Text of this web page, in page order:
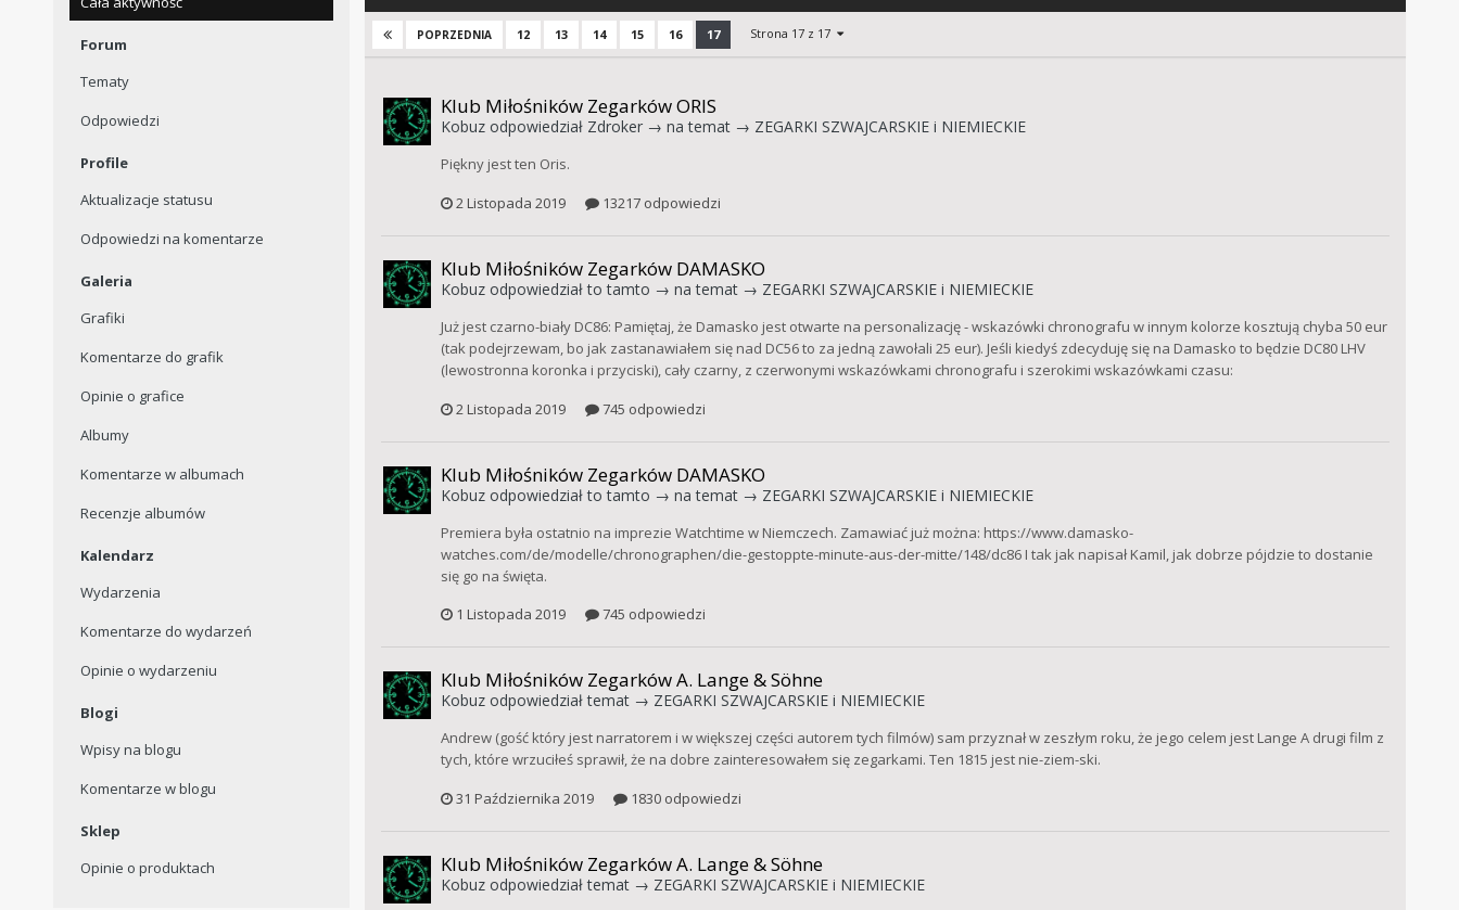
Forum
Tematy
Odpowiedzi
Profile
Aktualizacje statusu
Odpowiedzi na komentarze
Galeria
Grafiki
Komentarze do grafik
Opinie o grafice
Albumy
Komentarze w albumach
Recenzje albumów
Kalendarz
Wydarzenia
Komentarze do wydarzeń
Opinie o wydarzeniu
Blogi
Wpisy na blogu
Komentarze w blogu
Sklep
Opinie o produktach
POPRZEDNIA 12 13 14 15 16 17 Strona 17 z 17
Klub Miłośników Zegarków ORIS
Kobuzodpowiedział Zdroker→ na temat → ZEGARKI SZWAJCARSKIE i NIEMIECKIE
Piękny jest ten Oris.
2 Listopada 2019
13217 odpowiedzi
Klub Miłośników Zegarków DAMASKO
Kobuzodpowiedziałto tamto → na temat → ZEGARKI SZWAJCARSKIE i NIEMIECKIE
Już jest czarno-biały DC86: Pamiętaj, że Damasko jest otwarte na personalizację - wskazówki chronografu w innym kolorze kosztują chyba 50 eur
(tak podejrzewam, bo jak zastanawiałem się nad DC56 to za jedną zawołali 25 eur). Jeśli kiedyś zdecyduję się na Damasko to będzie DC80 LHV
(lewostronna koronka i przyciski), cały czarny, z czerwonymi wskazówkami chronografu i szerokimi wskazówkami czasu:
2 Listopada 2019
745 odpowiedzi
Klub Miłośników Zegarków DAMASKO
Kobuzodpowiedziałto tamto → na temat → ZEGARKI SZWAJCARSKIE i NIEMIECKIE
Premiera była ostatnio na imprezie Watchtime w Niemczech. Zamawiać już można: https://www.damasko-
watches.com/de/modelle/chronographen/die-gestoppte-minute-aus-der-mitte/148/dc86 I tak jak napisał Kamil, jak dobrze pójdzie to dostanie
się go na święta.
1 Listopada 2019
745 odpowiedzi
Klub Miłośników Zegarków A. Lange & Söhne
Kobuzodpowiedział temat → ZEGARKI SZWAJCARSKIE i NIEMIECKIE
Andrew (gość który jest narratorem i w większej części autorem tych filmów) sam przyznał w zeszłym roku, że jego celem jest Lange A drugi film z
tych, które wrzuciłeś sprawił, że na dobre zainteresowałem się zegarkami. Ten 1815 jest nie-ziem-ski.
31 Października 2019
1830 odpowiedzi
Klub Miłośników Zegarków A. Lange & Söhne
Kobuzodpowiedział temat → ZEGARKI SZWAJCARSKIE i NIEMIECKIE